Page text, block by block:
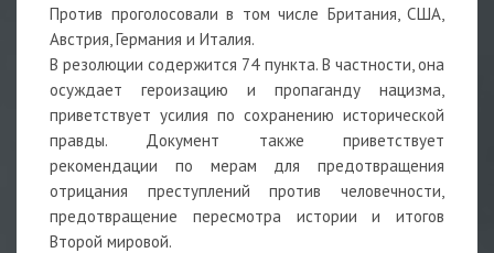
Против проголосовали в том числе Британия, США,
Австрия, Германия и Италия.
В резолюции содержится 74 пункта. В частности, она
осуждает героизацию и пропаганду нацизма,
приветствует усилия по сохранению исторической
правды. Документ также приветствует
рекомендации по мерам для предотвращения
отрицания преступлений против человечности,
предотвращение пересмотра истории и итогов
Второй мировой.